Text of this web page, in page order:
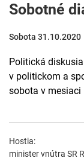
Sobotné
Sobota 31.10.2020
Politická
v politickom a
sobota v mesiaci
Hostia:
minister vnútra SR